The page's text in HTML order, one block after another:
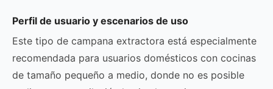
Perfil de usuario y escenarios de uso
Este tipo de campana extractora está especialmente
recomendada para usuarios domésticos con cocinas
de tamaño pequeño a medio, donde no es posible